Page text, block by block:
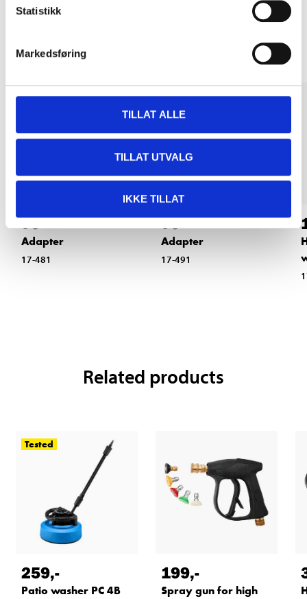
Statistikk
Markedsføring
TILLAT ALLE
TILLAT UTVALG
IKKE TILLAT
Other customers also bought
7990
Adapter
17-481
7990
Adapter
17-491
Related products
Tested
259,-
Patio washer PC 4B
199,-
Spray gun for high